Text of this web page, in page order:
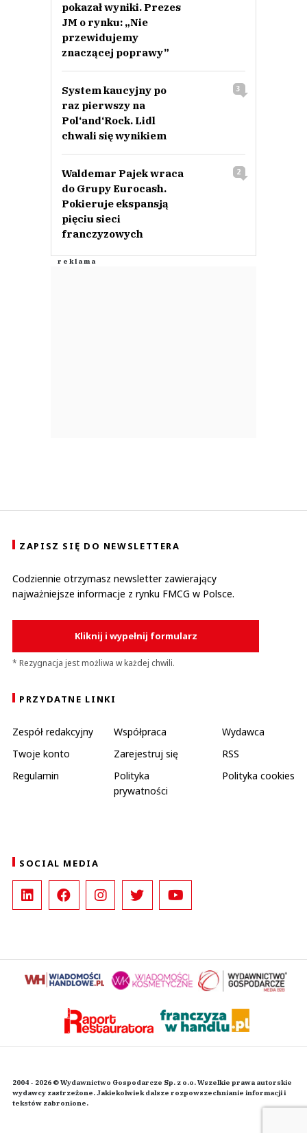
pokazał wyniki. Prezes
JM o rynku: „Nie
przewidujemy
znaczącej poprawy”
System kaucyjny po
raz pierwszy na
Pol‘and‘Rock. Lidl
chwali się wynikiem
3
Waldemar Pajek wraca
do Grupy Eurocash.
Pokieruje ekspansją
pięciu sieci
franczyzowych
2
ZAPISZ SIĘ DO NEWSLETTERA
Codziennie otrzymasz newsletter zawierający
najważniejsze informacje z rynku FMCG w Polsce.
Kliknij i wypełnij formularz
* Rezygnacja jest możliwa w każdej chwili.
PRZYDATNE LINKI
Zespół redakcyjny Współpraca
Wydawca
Twoje konto
Zarejestruj się
RSS
Regulamin
Polityka
prywatności
Polityka cookies
SOCIAL MEDIA
2004 - 2026 © Wydawnictwo Gospodarcze Sp. z o.o. Wszelkie prawa autorskie
wydawcy zastrzeżone. Jakiekolwiek dalsze rozpowszechnianie informacji i
tekstów zabronione.